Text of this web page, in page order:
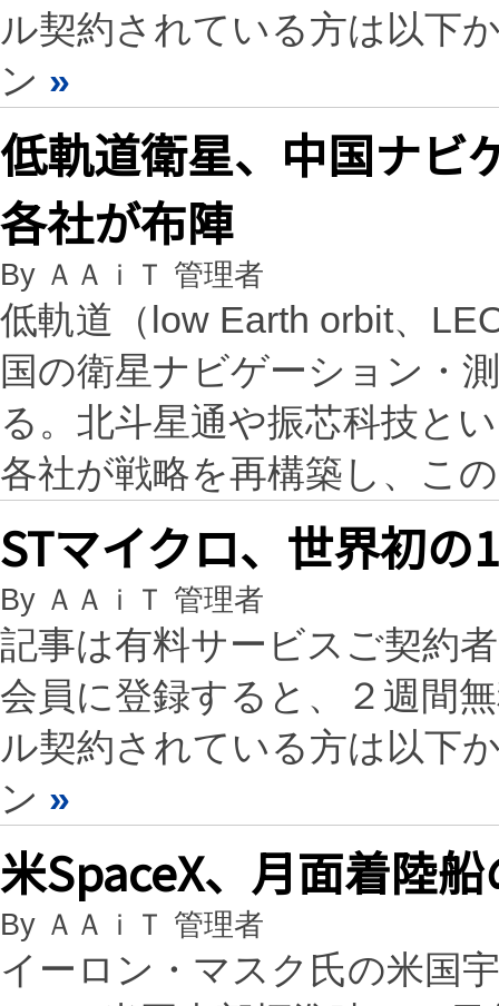
ル契約されている方は以下
ン »
低軌道衛星、中国ナビ
各社が布陣
By ＡＡｉＴ 管理者
低軌道（low Earth orbit、
国の衛星ナビゲーション・
る。北斗星通や振芯科技と
各社が戦略を再構築し、こ
STマイクロ、世界初
By ＡＡｉＴ 管理者
記事は有料サービスご契約
会員に登録すると、２週間
ル契約されている方は以下
ン »
米SpaceX、月面着陸
By ＡＡｉＴ 管理者
イーロン・マスク氏の米国